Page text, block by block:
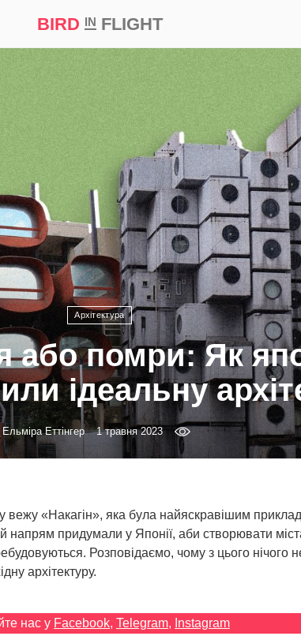
BIRD INFLIGHT
Bird in Flight Prize ‘21
Архітектура
або помри: Як
ідеальну
Ельміра Еттінгер 1 травня 2023
вежу «Накагін», яка була найяскравішим
напрям придумали у Японії, аби створювати
Розповідаємо, чому з цього нічого
архітектуру.
нас у Facebook, Telegram, Instagram